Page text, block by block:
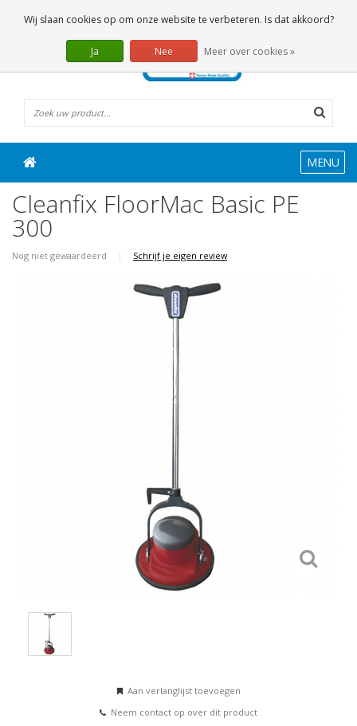
0 Artikelen
MENU
Cleanfix FloorMac Basic PE
300
Nog niet gewaardeerd | Schrijf je eigen review
Aan verlanglijst toevoegen
Neem contact op over dit product
Wij slaan cookies op om onze website te verbeteren. Is dat akkoord?
Ja Nee Meer over cookies »